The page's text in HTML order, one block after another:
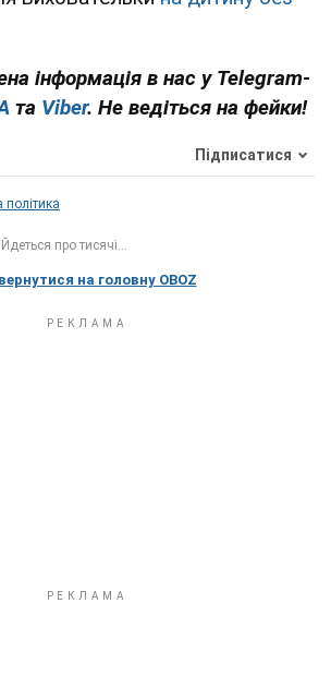
інформація в нас у Telegram-
та Viber. Не ведіться на фейки!
Підписатися
політика
про тисячі...
на головну OBOZ